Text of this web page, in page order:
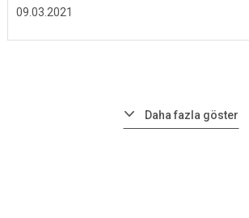
09.03.2021
Daha fazla göster